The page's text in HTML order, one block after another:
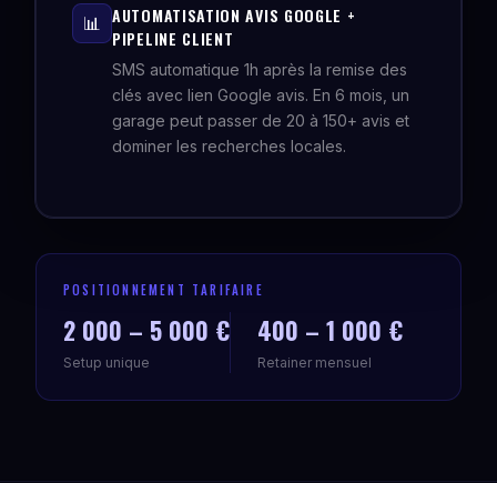
📊 AUTOMATISATION AVIS GOOGLE +
PIPELINE CLIENT
SMS automatique 1h après la remise des
clés avec lien Google avis. En 6 mois, un
garage peut passer de 20 à 150+ avis et
dominer les recherches locales.
POSITIONNEMENT TARIFAIRE
2 000 – 5 000 €
Setup unique
400 – 1 000 €
Retainer mensuel